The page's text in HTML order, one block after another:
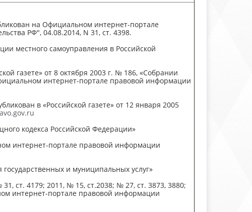
на Официальном интернет-портале
РФ", 04.08.2014, N 31, ст. 4398.
местного самоуправления в Российской
газете» от 8 октября 2003 г. № 186, «Собрании
интернет-портале правовой информации
в «Российской газете» от 12 января 2005
кодекса Российской Федерации»
интернет-портале правовой информации
и муниципальных услуг»
ст. 4179; 2011, № 15, ст.2038; № 27, ст. 3873, 3880;
интернет-портале правовой информации